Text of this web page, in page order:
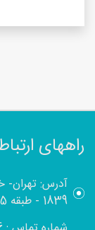
راههای
آدرس: تهران-
1839 - طبقه 5